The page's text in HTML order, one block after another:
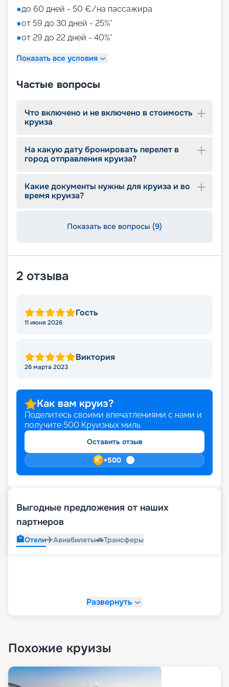
• игровые зоны от LEGO;
• детский клуб Chicco.
Путешествуйте с
«Круиз.онлайн»
Наша компания предлагает купить путевки на
круизы MSC World Europa не выходя из дома. На
информацию для выбора тура: расписание
круизов на 2026 - 2027 г., характеристики
Опытные специалисты с удовольствием
проконсультируют вас, помогут с оформлением
оказывать информационную поддержку на
протяжении круиза. Бронируйте путевки и
отправляйтесь в сказочное путешествие на
●до 60 дней - 50 €/на пассажира
●от 59 до 30 дней - 25%*
●от 29 до 22 дней - 40%*
Показать все условия
Частые вопросы
Что включено и не включено в стоимость
круиза
На какую дату бронировать перелет в
город отправления круиза?
Какие документы нужны для круиза и во
время круиза?
Показать все вопросы (9)
2 отзыва
Гость
11 июня 2026
Виктория
26 марта 2023
Как вам круиз?
Поделитесь своими впечатлениями с нами и
получите 500 Круизных миль
Оставить отзыв
+500
Выгодные предложения от наших
партнеров
🏨Отели✈️Авиабилеты🚗Трансферы
Развернуть
Похожие круизы